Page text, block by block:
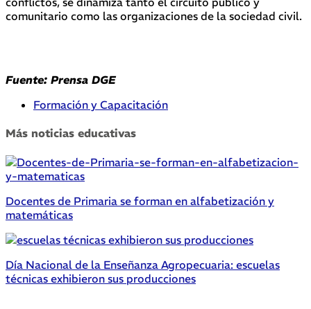
comunitario como las organizaciones de la sociedad civil.
Fuente: Prensa DGE
Formación y Capacitación
Más noticias educativas
Docentes de Primaria se forman en alfabetización y
matemáticas
Día Nacional de la Enseñanza Agropecuaria: escuelas
técnicas exhibieron sus producciones